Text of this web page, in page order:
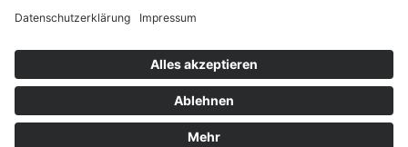
Erläuterung für Patient:innen/Angehörige
Übersicht iSedPall
Übertherapie am Lebensende
Übertherapie am Lebensende: Handlungsempfehlungen für
Notfallmedizin, Intensivmedizin und Onkologie
Fachgespräch zu politischen Handlungsoptionen I DGP